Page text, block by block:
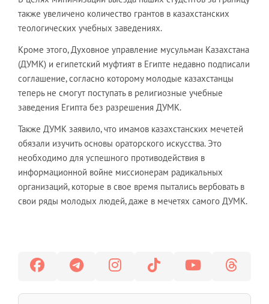
также увеличено количество грантов в казахстанских
теологических учебных заведениях.
Кроме этого, Духовное управление мусульман Казахстана
(ДУМК) и египетский муфтият в Египте недавно подписали
соглашение, согласно которому молодые казахстанцы
теперь не смогут поступать в религиозные учебные
заведения Египта без разрешения ДУМК.
Также ДУМК заявило, что имамов казахстанских мечетей
обязали изучить основы ораторского искусства. Это
необходимо для успешного противодействия в
информационной войне миссионерам радикальных
организаций, которые в свое время пытались вербовать в
свои ряды молодых людей, даже в мечетях самого ДУМК.